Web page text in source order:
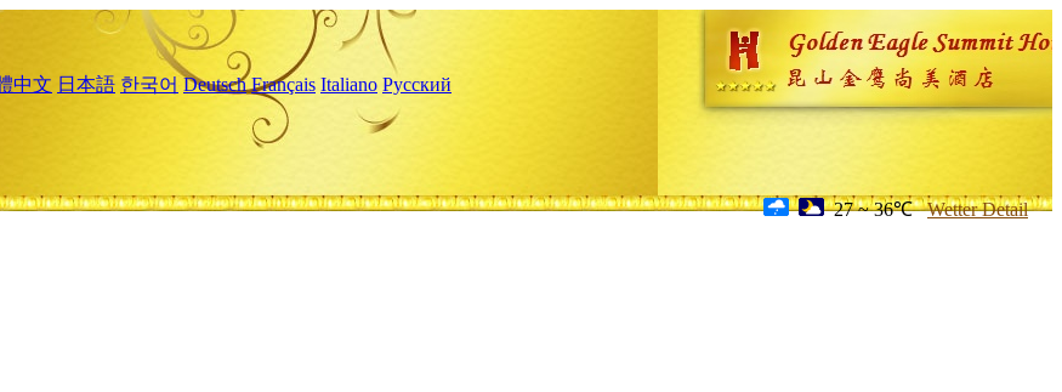
中文 日本語 한국어 Deutsch Français Italiano Русский
27 ~ 36℃ Wetter Detail